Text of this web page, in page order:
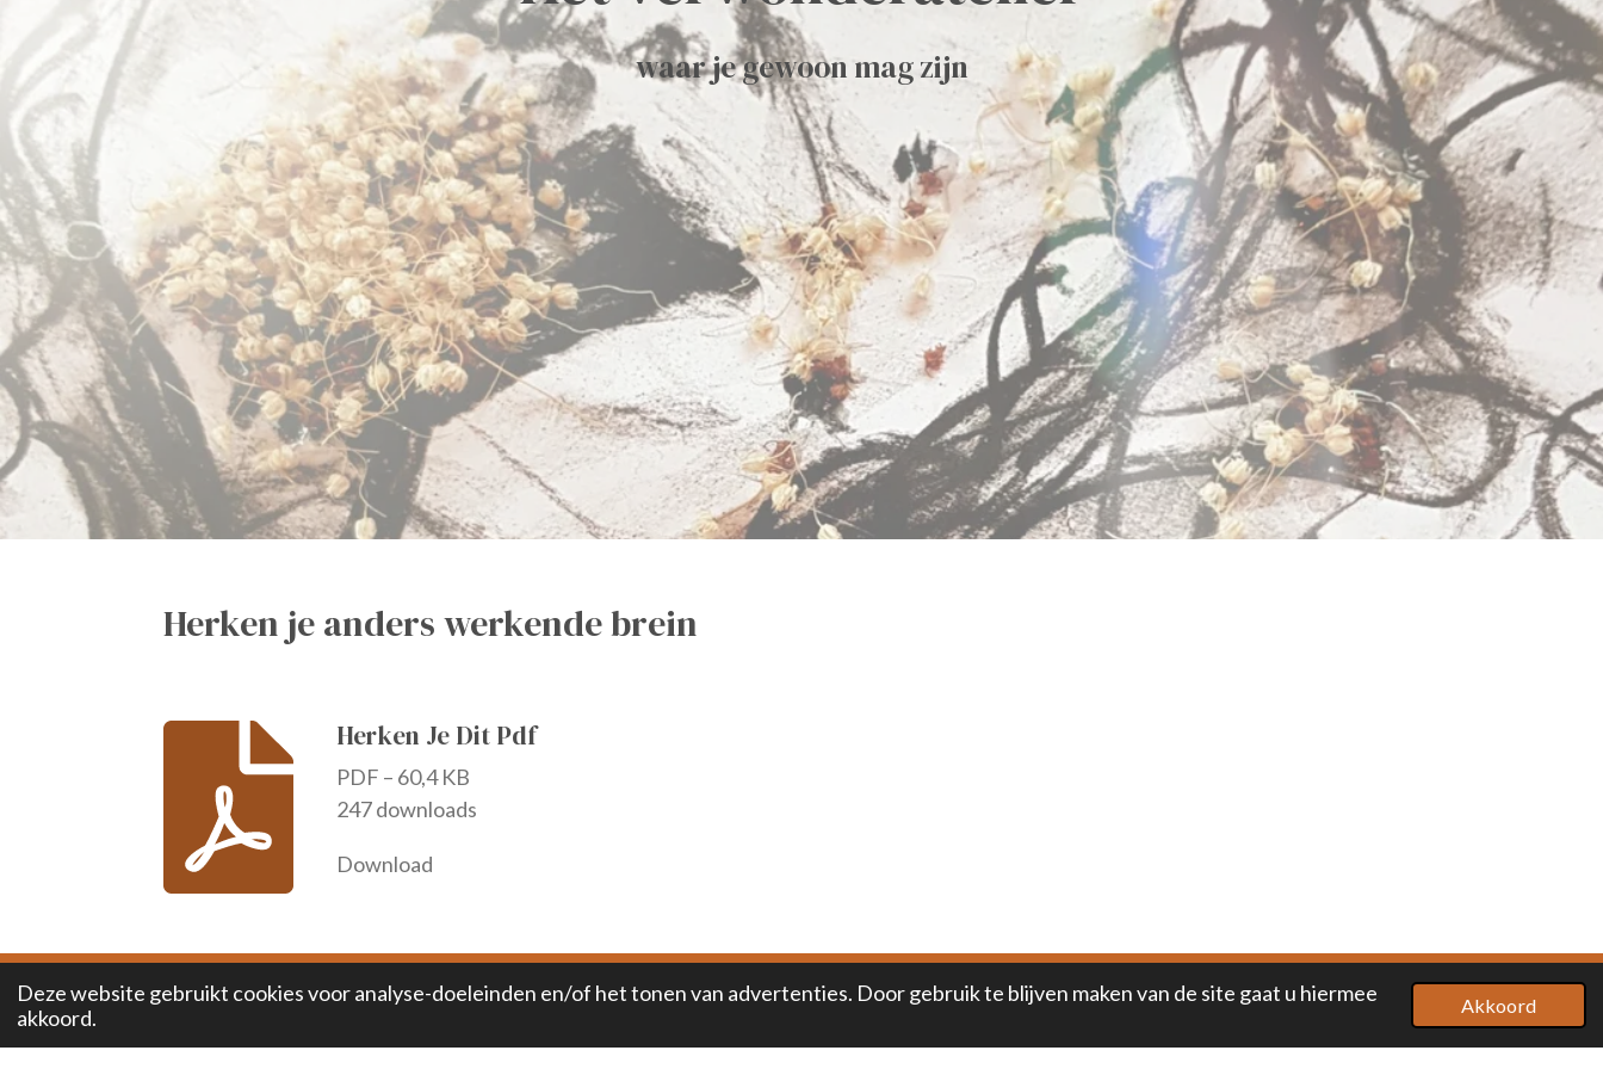
Deze website gebruikt cookies voor analyse-doeleinden en/of het tonen van advertenties. Door gebruik te blijven maken van de site gaat u hiermee
akkoord.
Akkoord
waar je gewoon mag zijn
Herken je anders werkende brein
Herken Je Dit Pdf
PDF – 60,4 KB
247 downloads
Download
F
I
L